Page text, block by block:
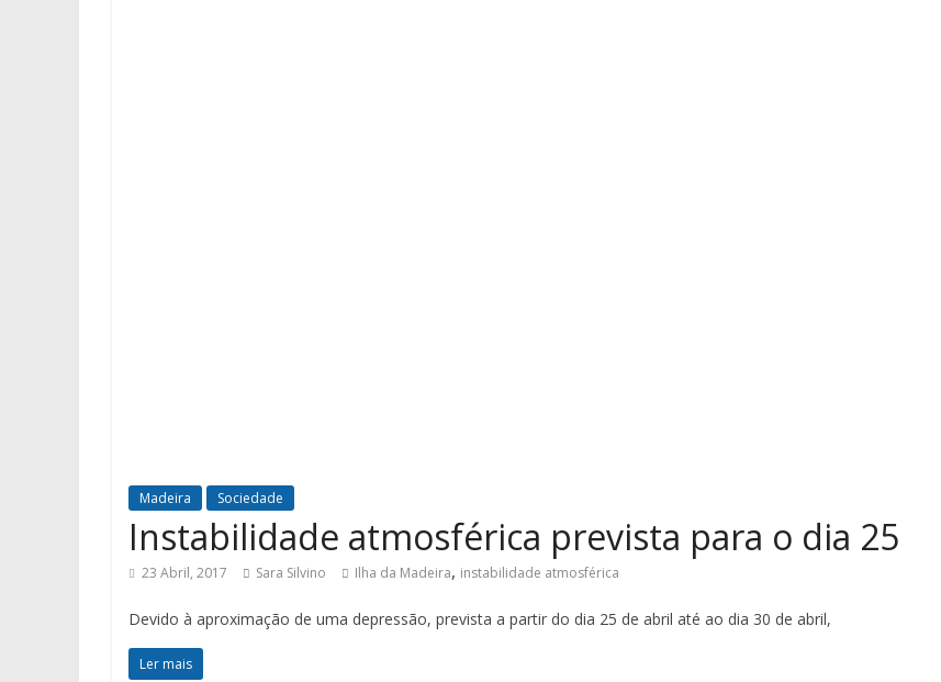
Madeira Sociedade
Instabilidade atmosférica prevista para o dia 25
23 Abril, 2017 Sara Silvino Ilha da Madeira, instabilidade atmosférica
Devido à aproximação de uma depressão, prevista a partir do dia 25 de abril até ao dia 30 de abril,
Ler mais